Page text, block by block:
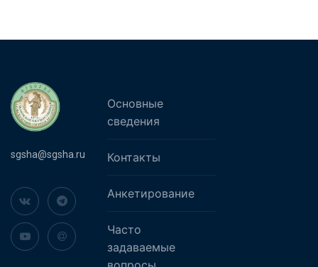
sgsha@sgsha.ru
Основные
сведения
Контакты
Анкетирование
Часто
задаваемые